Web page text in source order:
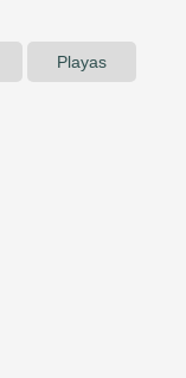
Playas